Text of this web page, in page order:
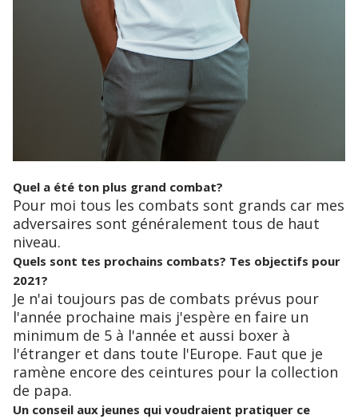
Quel a été ton plus grand combat?
Pour moi tous les combats sont grands car mes
adversaires sont généralement tous de haut
niveau.
Quels sont tes prochains combats? Tes objectifs pour
2021?
Je n'ai toujours pas de combats prévus pour
l'année prochaine mais j'espère en faire un
minimum de 5 à l'année et aussi boxer à
l'étranger et dans toute l'Europe. Faut que je
ramène encore des ceintures pour la collection
de papa.
Un conseil aux jeunes qui voudraient pratiquer ce